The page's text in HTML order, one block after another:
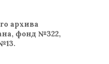
архива
фонд №322,